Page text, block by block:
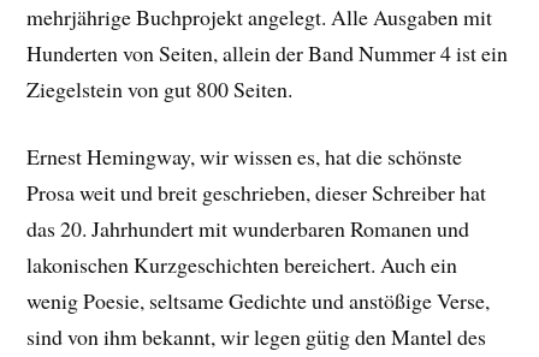
mehrjährige Buchprojekt angelegt. Alle Ausgaben mit
Hunderten von Seiten, allein der Band Nummer 4 ist ein
Ziegelstein von gut 800 Seiten.
Ernest Hemingway, wir wissen es, hat die schönste
Prosa weit und breit geschrieben, dieser Schreiber hat
das 20. Jahrhundert mit wunderbaren Romanen und
lakonischen Kurzgeschichten bereichert. Auch ein
wenig Poesie, seltsame Gedichte und anstößige Verse,
sind von ihm bekannt, wir legen gütig den Mantel des